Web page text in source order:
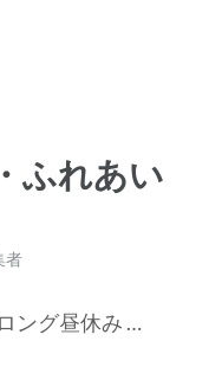
ふれあい
者
ング昼休み …